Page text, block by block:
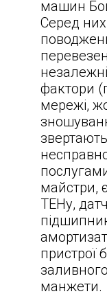
машин
Серед
фактори
мережі,
майстри,
ТЕНу,
пристрої
манжети.